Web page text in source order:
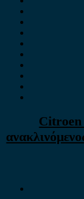
Citroen